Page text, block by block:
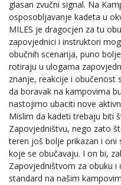
glasan zvučni signal. Na
osposobljavanje kadeta u
MILES je dragocjen za tu
zapovjednici i instruktori
obučnih scenarija, puno
rotiraju u ulogama
znanje, reakcije i obučenost
da boravak na kampovima
nastojimo ubaciti nove
Mislim da kadeti trebaju biti
Zapovjedništvu, nego zato
teren još bolje prikazan i oni
koje se obučavaju. I on bi,
Zapovjedništvom za obuku
standard na našim